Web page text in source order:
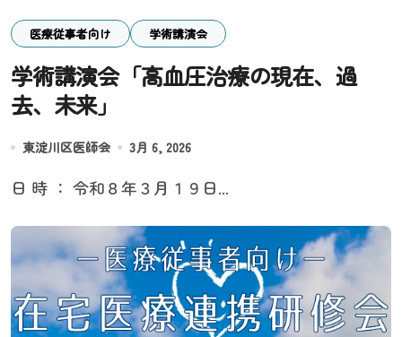
医療従事者向け 学術講演会
学術講演会「高血圧治療の現在、過
去、未来」
東淀川区医師会 3月 6, 2026
日 時 ： 令和８年３月１９日...